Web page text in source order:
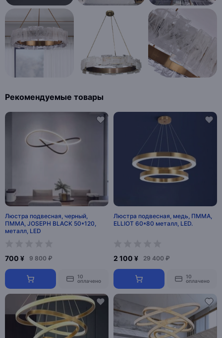
Рекомендуемые товары
Люстра подвесная, черный,
ПММА, JOSEPH BLACK 50*120,
металл, LED
700 ¥ 9 800 ₽
10
оплачено
Люстра подвесная, медь, ПММА,
ELLIOT 60*80 металл, LED.
2 100 ¥ 29 400 ₽
10
оплачено